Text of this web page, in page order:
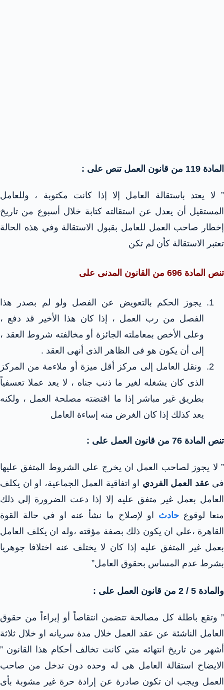
المادة 119 من قانون العمل تنص على :
” لا يعتد باستقالة العامل إلا إذا كانت مكتوبة ، وللعامل
المستقيل أن يعدل عن استقالته كتابة خلال أسبوع من تاريخ
إخطار صاحب العمل للعامل بقبول الاستقالة وفي هذه الحالة
تعتبر الاستقالة كأن لم تكن
تنص المادة 696 من القانون المدنى على
يجوز الحكم بالتعويض عن الفصل ولو لم بصدر هذا
الفصل من رب العمل ، إذا كان هذا الأخير قد دفع ،
وعلى الأخص بمعاملته الجائزة أو مخالفته شروط العقد ،
إلى أن يكون هو فى الظاهر الذى أنهى العقد .
ونقل العامل إلى مركز أقل ميزة أو ملاءمة من المركز
الذى كان يشغله لغير ما ذنب جناه ، لا يعد عملا تعسفياً
بطريق غير مباشر إذا ما اقتضته مصلحة العمل ، ولكنه
يعد كذلك إذا كان الغرض منه إساءة العامل
تنص المادة 76 من قانون العمل على :
” لا يجوز لصاحب العمل ان يخرج علي الشروط المتفق عليها
في عقد العمل الفردي او اتفاقية العمل الجماعية، او ان يكلف
العامل بعمل غير متفق عليه إلا إذا دعت الضرورة إلي ذلك
منعا لوقوعحادث او لإصلاح ما نشأ عنه او في حالة القوة
القاهرة ،علي ان يكون ذلك بصفة مؤقته ،وله ان يكلف العامل
بعمل غير المتفق عليه إذا كان لا يختلف عنه اختلافا جوهريا
بشرط عدم المساس بحقوق العامل”
والمادة 5 / 2 من قانون العمل على :
” وتقع باطلة كل مصالحة تتضمن انتقاصاً أو إبراءاً من حقوق
العامل الناشئة عن عقد العمل خلال مدة سريانه او خلال ثلاثة
أشهر من تاريخ انتهائه متي كانت تخالف أحكام هذا القانون ”
الايضاح استقالة العامل هى له وحده دون تدخل من صاحب
العمل ويجب ان تكون صادرة عن إرادة حرة غير مشوبة بأى